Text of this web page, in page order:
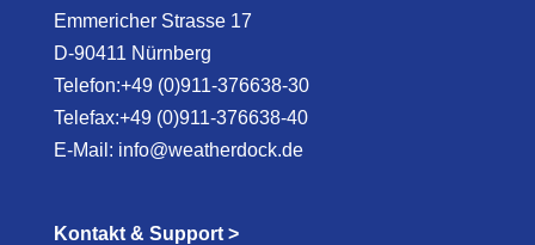
Emmericher Strasse 17
D-90411 Nürnberg
Telefon:+49 (0)911-376638-30
Telefax:+49 (0)911-376638-40
E-Mail: info@weatherdock.de
Kontakt & Support >